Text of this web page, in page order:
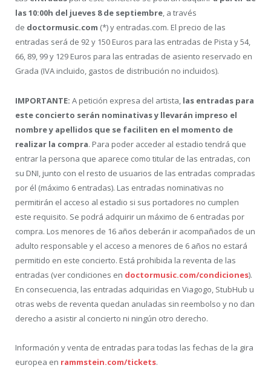
las 10:00h del jueves 8 de septiembre, a través
de doctormusic.com (*) y entradas.com. El precio de las
entradas será de 92 y 150 Euros para las entradas de Pista y 54,
66, 89, 99 y 129 Euros para las entradas de asiento reservado en
Grada (IVA incluido, gastos de distribución no incluidos).
IMPORTANTE: A petición expresa del artista, las entradas para
este concierto serán nominativas y llevarán impreso el
nombre y apellidos que se faciliten en el momento de
realizar la compra. Para poder acceder al estadio tendrá que
entrar la persona que aparece como titular de las entradas, con
su DNI, junto con el resto de usuarios de las entradas compradas
por él (máximo 6 entradas). Las entradas nominativas no
permitirán el acceso al estadio si sus portadores no cumplen
este requisito. Se podrá adquirir un máximo de 6 entradas por
compra. Los menores de 16 años deberán ir acompañados de un
adulto responsable y el acceso a menores de 6 años no estará
permitido en este concierto. Está prohibida la reventa de las
entradas (ver condiciones en doctormusic.com/condiciones).
En consecuencia, las entradas adquiridas en Viagogo, StubHub u
otras webs de reventa quedan anuladas sin reembolso y no dan
derecho a asistir al concierto ni ningún otro derecho.
Información y venta de entradas para todas las fechas de la gira
europea en rammstein.com/tickets.